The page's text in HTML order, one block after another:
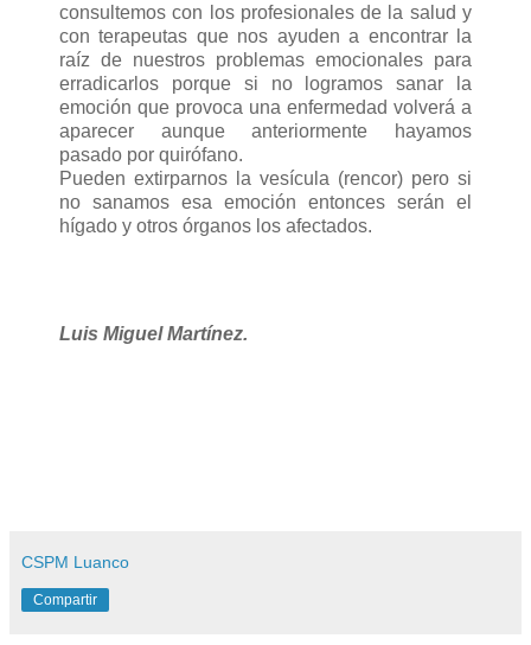
consultemos con los profesionales de la salud y
con terapeutas que nos ayuden a encontrar la
raíz de nuestros problemas emocionales para
erradicarlos porque si no logramos sanar la
emoción que provoca una enfermedad volverá a
aparecer aunque anteriormente hayamos
pasado por quirófano.
Pueden extirparnos la vesícula (rencor) pero si
no sanamos esa emoción entonces serán el
hígado y otros órganos los afectados.
Luis Miguel Martínez.
CSPM Luanco
Compartir